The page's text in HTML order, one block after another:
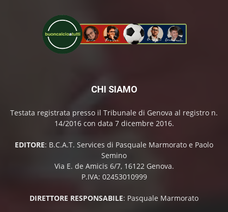
CHI SIAMO
Testata registrata presso il Tribunale di Genova al registro n.
14/2016 con data 7 dicembre 2016.
EDITORE: B.C.A.T. Services di Pasquale Marmorato e Paolo
Semino
Via E. de Amicis 6/7, 16122 Genova.
P.IVA: 02453010999
DIRETTORE RESPONSABILE: Pasquale Marmorato